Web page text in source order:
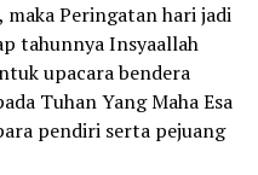
maka Peringatan hari jadi
tahunnya Insyaallah
upacara bendera
Tuhan Yang Maha Esa
pendiri serta pejuang